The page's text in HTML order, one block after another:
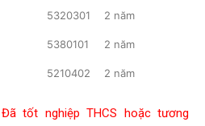
5320301 2 năm
5380101 2 năm
5210402 2 năm
tốt nghiệp THCS hoặc tương